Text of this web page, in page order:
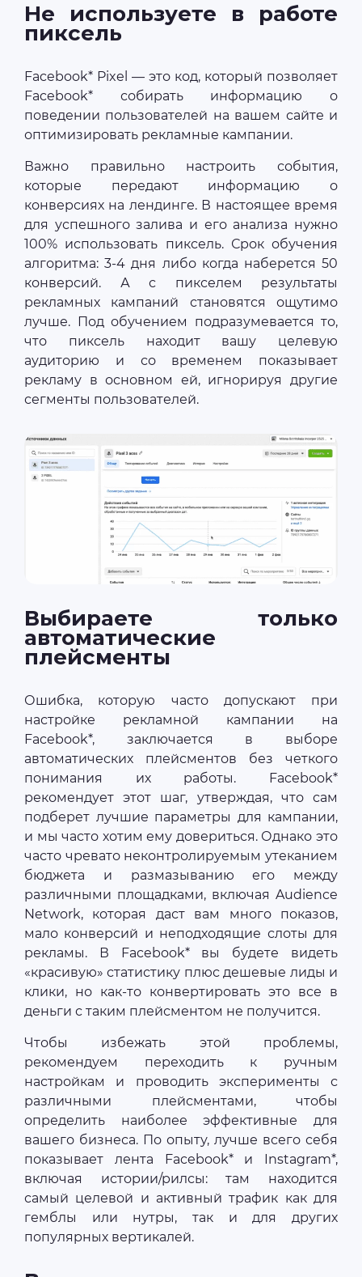
Не используете в работе
пиксель
Facebook* Pixel — это код, который позволяет
Facebook* собирать информацию о
поведении пользователей на вашем сайте и
оптимизировать рекламные кампании.
Важно правильно настроить события,
которые передают информацию о
конверсиях на лендинге. В настоящее время
для успешного залива и его анализа нужно
100% использовать пиксель. Срок обучения
алгоритма: 3-4 дня либо когда наберется 50
конверсий. А с пикселем результаты
рекламных кампаний становятся ощутимо
лучше. Под обучением подразумевается то,
что пиксель находит вашу целевую
аудиторию и со временем показывает
рекламу в основном ей, игнорируя другие
сегменты пользователей.
Выбираете только
автоматические
плейсменты
Ошибка, которую часто допускают при
настройке рекламной кампании на
Facebook*, заключается в выборе
автоматических плейсментов без четкого
понимания их работы. Facebook*
рекомендует этот шаг, утверждая, что сам
подберет лучшие параметры для кампании,
и мы часто хотим ему довериться. Однако это
часто чревато неконтролируемым утеканием
бюджета и размазыванию его между
различными площадками, включая Audience
Network, которая даст вам много показов,
мало конверсий и неподходящие слоты для
рекламы. В Facebook* вы будете видеть
«красивую» статистику плюс дешевые лиды и
клики, но как-то конвертировать это все в
деньги с таким плейсментом не получится.
Чтобы избежать этой проблемы,
рекомендуем переходить к ручным
настройкам и проводить эксперименты с
различными плейсментами, чтобы
определить наиболее эффективные для
вашего бизнеса. По опыту, лучше всего себя
показывает лента Facebook* и Instagram*,
включая истории/рилсы: там находится
самый целевой и активный трафик как для
гемблы или нутры, так и для других
популярных вертикалей.